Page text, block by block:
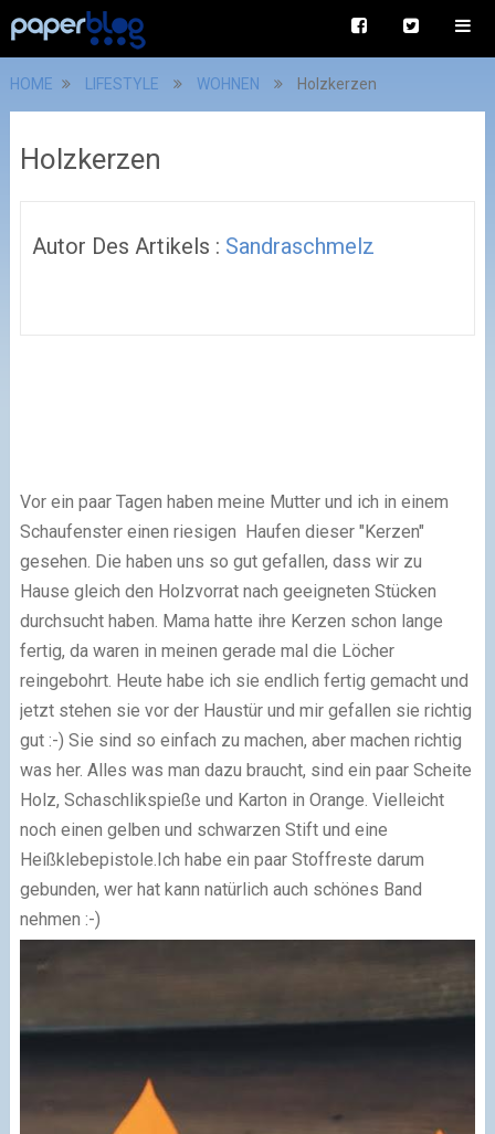
HOME LIFESTYLE WOHNEN Holzkerzen
Holzkerzen
Autor Des Artikels : Sandraschmelz
Vor ein paar Tagen haben meine Mutter und ich in einem
Schaufenster einen riesigen Haufen dieser "Kerzen"
gesehen. Die haben uns so gut gefallen, dass wir zu
Hause gleich den Holzvorrat nach geeigneten Stücken
durchsucht haben. Mama hatte ihre Kerzen schon lange
fertig, da waren in meinen gerade mal die Löcher
reingebohrt. Heute habe ich sie endlich fertig gemacht und
jetzt stehen sie vor der Haustür und mir gefallen sie richtig
gut :-) Sie sind so einfach zu machen, aber machen richtig
was her. Alles was man dazu braucht, sind ein paar Scheite
Holz, Schaschlikspieße und Karton in Orange. Vielleicht
noch einen gelben und schwarzen Stift und eine
Heißklebepistole.Ich habe ein paar Stoffreste darum
gebunden, wer hat kann natürlich auch schönes Band
nehmen :-)